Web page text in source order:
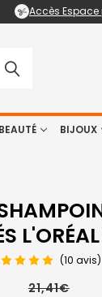
Accès Espace
BEAUTÉ BIJOUX
(10 avis)
21,41€